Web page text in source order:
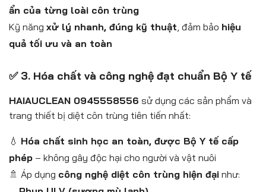
ẩn của từng loài côn trùng
Kỹ năng xử lý nhanh, đúng kỹ thuật, đảm bảo hiệu
quả tối ưu và an toàn
✅ 3. Hóa chất và công nghệ đạt chuẩn Bộ Y tế
HAIAUCLEAN 0945558556 sử dụng các sản phẩm và
trang thiết bị diệt côn trùng tiên tiến nhất:
💧 Hóa chất sinh học an toàn, được Bộ Y tế cấp
phép – không gây độc hại cho người và vật nuôi
🚿 Áp dụng công nghệ diệt côn trùng hiện đại như: